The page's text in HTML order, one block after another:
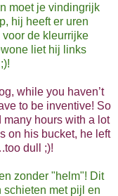
moet je vindingrijk
hij heeft er uren
de kleurrijke
liet hij links
while you haven’t
to be inventive! So
many hours with a lot
on his bucket, he left
dull ;)!
zonder "helm"! Dit
met pijl en